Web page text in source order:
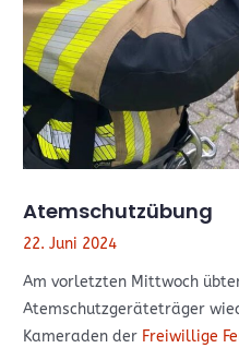
Atemschutzübung
22. Juni 2024
Am vorletzten Mittwoch
Atemschutzgeräteträger
Kameraden der Freiwillige